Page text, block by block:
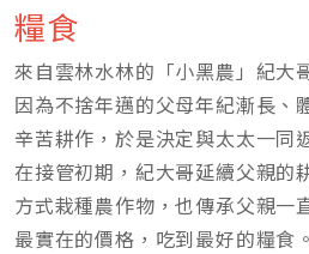
糧食
來自雲林水林的「小黑農」紀大
因為不捨年邁的父母年紀漸長、
辛苦耕作，於是決定與太太一同
在接管初期，紀大哥延續父親的
方式栽種農作物，也傳承父親一
最實在的價格，吃到最好的糧食